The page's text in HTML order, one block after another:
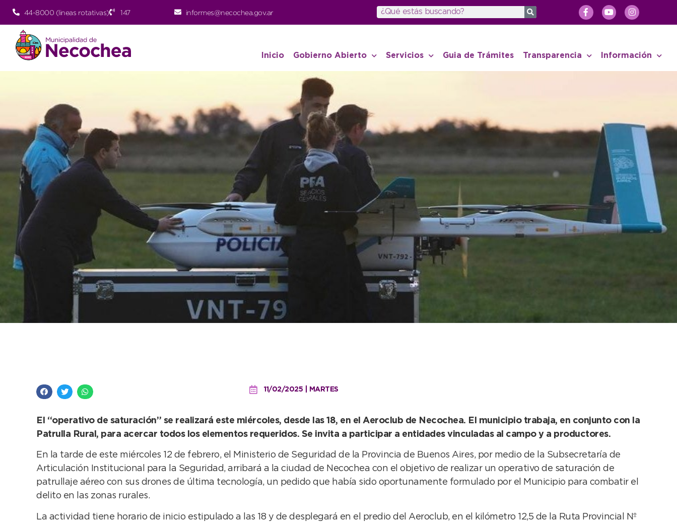
44-8000 (lineas rotativas) 147 informes@necochea.gov.ar
Inicio Gobierno Abierto Servicios Guia de Trámites Transparencia Información
11/02/2025 | MARTES
El “operativo de saturación” se realizará este miércoles, desde las 18, en el Aeroclub de Necochea. El municipio trabaja, en conjunto con la
Patrulla Rural, para acercar todos los elementos requeridos. Se invita a participar a entidades vinculadas al campo y a productores.
En la tarde de este miércoles 12 de febrero, el Ministerio de Seguridad de la Provincia de Buenos Aires, por medio de la Subsecretaría de
Articulación Institucional para la Seguridad, arribará a la ciudad de Necochea con el objetivo de realizar un operativo de saturación de
patrullaje aéreo con sus drones de última tecnología, un pedido que había sido oportunamente formulado por el Municipio para combatir el
delito en las zonas rurales.
La actividad tiene horario de inicio estipulado a las 18 y de desplegará en el predio del Aeroclub, en el kilómetro 12,5 de la Ruta Provincial Nº